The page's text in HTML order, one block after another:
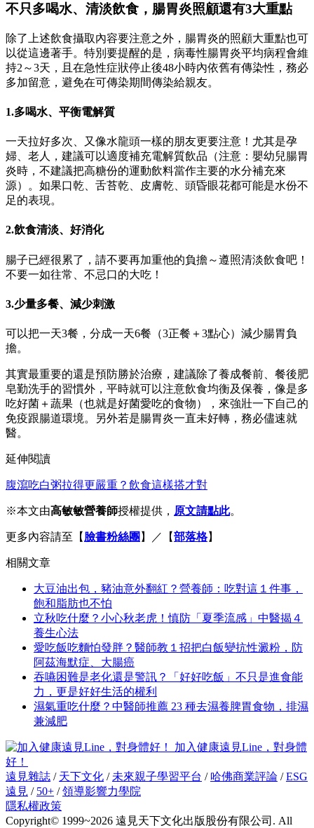
不只多喝水、清淡飲食，腸胃炎照顧還有3大重點
除了上述飲食攝取內容要注意之外，腸胃炎的照顧大重點也可
以從這邊著手。特別要提醒的是，病毒性腸胃炎平均病程會維
持2～3天，且在急性症狀停止後48小時內依舊有傳染性，務必
多加留意，避免在可傳染期間傳染給親友。
1.多喝水、平衡電解質
一天拉好多次、又像水龍頭一樣的朋友更要注意！尤其是孕
婦、老人，建議可以適度補充電解質飲品（注意：嬰幼兒腸胃
炎時，不建議把高糖份的運動飲料當作主要的水分補充來
源）。如果口乾、舌苔乾、皮膚乾、頭昏眼花都可能是水份不
足的表現。
2.飲食清淡、好消化
腸子已經很累了，請不要再加重他的負擔～遵照清淡飲食吧！
不要一如往常、不忌口的大吃！
3.少量多餐、減少刺激
可以把一天3餐，分成一天6餐（3正餐＋3點心）減少腸胃負
擔。
其實最重要的還是預防勝於治療，建議除了養成餐前、餐後肥
皂勤洗手的習慣外，平時就可以注意飲食均衡及保養，像是多
吃好菌＋蔬果（也就是好菌愛吃的食物），來強壯一下自己的
免疫跟腸道環境。另外若是腸胃炎一直未好轉，務必儘速就
醫。
延伸閱讀
腹瀉吃白粥拉得更嚴重？飲食這樣搭才對
※本文由高敏敏營養師授權提供， 原文請點此。
更多內容請至【 臉書粉絲團 】／【部落格】
相關文章
大豆油出包，豬油意外翻紅？營養師：吃對這１件事，
飽和脂肪也不怕
立秋吃什麼？小心秋老虎！慎防「夏季流感」中醫揭４
養生心法
愛吃飯吃麵怕發胖？醫師教１招把白飯變抗性澱粉，防
阿茲海默症、大腸癌
吞嚥困難是老化還是警訊？「好好吃飯」不只是進食能
力，更是好好生活的權利
濕氣重吃什麼？中醫師推薦 23 種去濕養脾胃食物，排濕
兼減肥
加入健康遠見Line，對身體
好！
遠見雜誌 / 天下文化 / 未來親子學習平台 / 哈佛商業評論 /ESG
遠見 / 50+ /領導影響力學院
隱私權政策
Copyright© 1999~2026 遠見天下文化出版股份有限公司. All